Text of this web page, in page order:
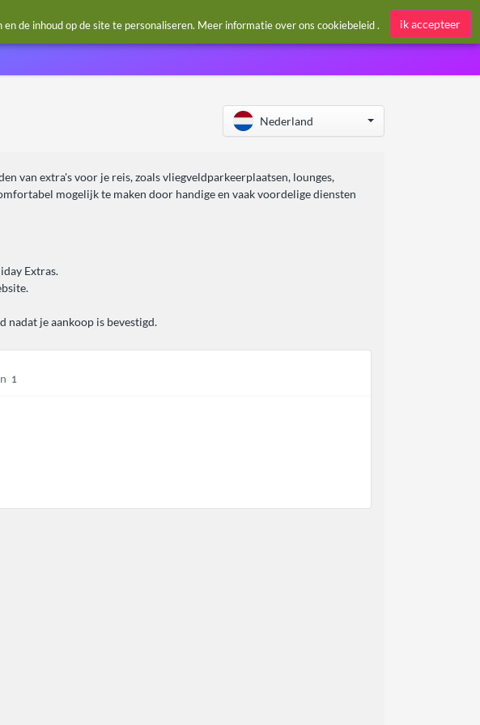
Aanmelden / Register
Nederland
van extra's voor je reis, zoals vliegveldparkeerplaatsen, lounges,
mogelijk te maken door handige en vaak voordelige diensten
Extras.
nadat je aankoop is bevestigd.
1
de inhoud op de site te personaliseren. Meer informatie over ons cookiebeleid. ik accepteer